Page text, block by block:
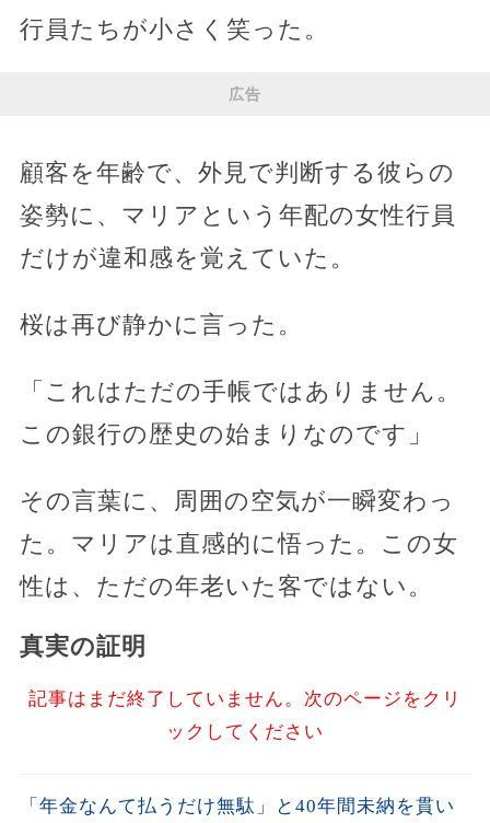
行員たちが小さく笑った。
広告
顧客を年齢で、外見で判断する彼らの
姿勢に、マリアという年配の女性行員
だけが違和感を覚えていた。
桜は再び静かに言った。
「これはただの手帳ではありません。
この銀行の歴史の始まりなのです」
その言葉に、周囲の空気が一瞬変わっ
た。マリアは直感的に悟った。この女
性は、ただの年老いた客ではない。
真実の証明
記事はまだ終了していません。次のページをクリ
ックしてください
「年金なんて払うだけ無駄」と40年間未納を貫い